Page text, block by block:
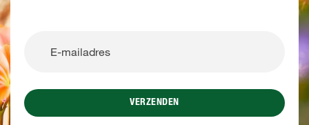
VERZENDEN